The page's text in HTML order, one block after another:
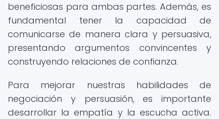
beneficiosas para ambas partes. Además, es
fundamental tener la capacidad de
comunicarse de manera clara y persuasiva,
presentando argumentos convincentes y
construyendo relaciones de confianza.
Para mejorar nuestras habilidades de
negociación y persuasión, es importante
desarrollar la empatía y la escucha activa.